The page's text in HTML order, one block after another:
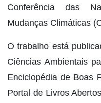
Conferência das
Mudanças Climáticas
O trabalho está
Ciências Ambientais
Enciclopédia de Boas
Portal de Livros